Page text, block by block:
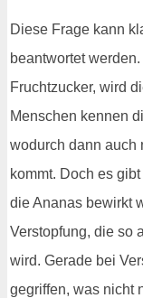
Diese Frage kann
beantwortet
Fruchtzucker, wird
Menschen kennen
wodurch dann auch
kommt. Doch es
die Ananas bewirkt
Verstopfung, die so
wird. Gerade bei
gegriffen, was nicht